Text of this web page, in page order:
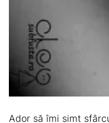
Ador să îmi simt